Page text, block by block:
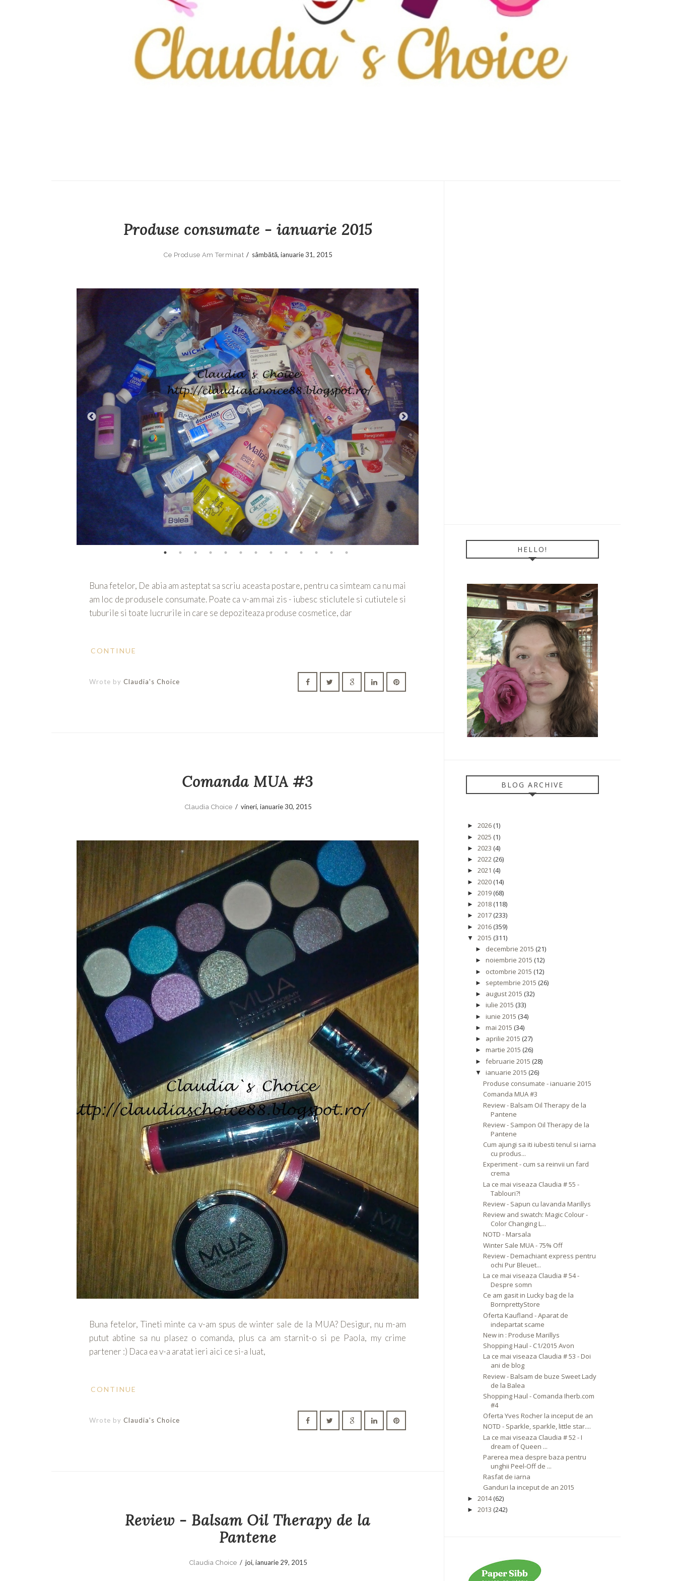
Produse consumate - ianuarie 2015
Ce Produse Am Terminat / sâmbătă, ianuarie 31, 2015
Buna fetelor, De abia am asteptat sa scriu aceasta postare, pentru ca simteam ca nu mai
am loc de produsele consumate. Poate ca v-am mai zis - iubesc sticlutele si cutiutele si
tuburile si toate lucrurile in care se depoziteaza produse cosmetice, dar
CONTINUE
Wrote by Claudia's Choice
Comanda MUA #3
Claudia Choice /vineri, ianuarie 30, 2015
Buna fetelor, Tineti minte ca v-am spus de winter sale de la MUA? Desigur, nu m-am
putut abtine sa nu plasez o comanda, plus ca am starnit-o si pe Paola, my crime
partener :) Daca ea v-a aratat ieri aici ce si-a luat,
CONTINUE
Wrote by Claudia's Choice
Review - Balsam Oil Therapy de la
Pantene
Claudia Choice /joi, ianuarie 29, 2015
HELLO!
BLOG ARCHIVE
► 2026(1)
► 2025 (1)
► 2023 (4)
► 2022(26)
► 2021 (4)
► 2020(14)
► 2019(68)
► 2018(118)
► 2017(233)
► 2016(359)
▼ 2015 (311)
► decembrie 2015 (21)
► noiembrie 2015 (12)
► octombrie 2015 (12)
► septembrie 2015 (26)
► august 2015 (32)
► iulie 2015 (33)
► iunie 2015 (34)
► mai 2015 (34)
► aprilie 2015 (27)
► martie 2015 (26)
► februarie 2015 (28)
▼ ianuarie 2015 (26)
Produse consumate - ianuarie 2015
Comanda MUA #3
Review - Balsam Oil Therapy de la
Pantene
Review - Sampon Oil Therapy de la
Pantene
Cum ajungi sa iti iubesti tenul si iarna
cu produs...
Experiment - cum sa reinvii un fard
crema
La ce mai viseaza Claudia # 55 -
Tablouri?!
Review - Sapun cu lavanda Marillys
Review and swatch: Magic Colour -
Color Changing L...
NOTD - Marsala
Winter Sale MUA - 75% Off
Review - Demachiant express pentru
ochi Pur Bleuet...
La ce mai viseaza Claudia # 54 -
Despre somn
Ce am gasit in Lucky bag de la
BornprettyStore
Oferta Kaufland - Aparat de
indepartat scame
New in : Produse Marillys
Shopping Haul - C1/2015 Avon
La ce mai viseaza Claudia # 53 - Doi
ani de blog
Review - Balsam de buze Sweet Lady
de la Balea
Shopping Haul - Comanda Iherb.com
#4
Oferta Yves Rocher la inceput de an
NOTD - Sparkle, sparkle, little star....
La ce mai viseaza Claudia # 52 - I
dream of Queen ...
Parerea mea despre baza pentru
unghii Peel-Off de ...
Rasfat de iarna
Ganduri la inceput de an 2015
► 2014(62)
► 2013 (242)